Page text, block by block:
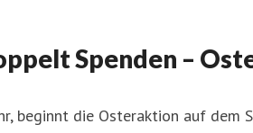
Spenden –
beginnt die Osteraktion auf dem